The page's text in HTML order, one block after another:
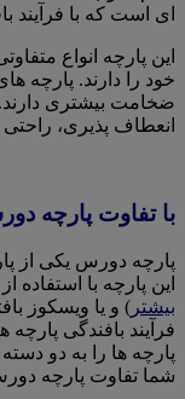
ای است که با فرآیند
این پارچه انواع
خود را دارند. پارچه
ضخامت بیشتری دارند.
انعطاف پذیری،
با تفاوت پارچه
پارچه دورس یکی از
این پارچه با استفاده
بیشتر ) و یا ویسکوز
فرآیند بافندگی
پارچه ها را به دو
شما تفاوت پارچه